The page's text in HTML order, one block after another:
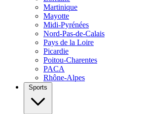
Martinique
Mayotte
Midi-Pyrénées
Nord-Pas-de-Calais
Pays de la Loire
Picardie
Poitou-Charentes
PACA
Rhône-Alpes
Sports